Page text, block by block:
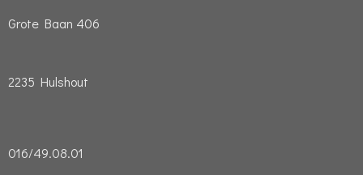
Grote Baan 406
2235 Hulshout
016/49.08.01